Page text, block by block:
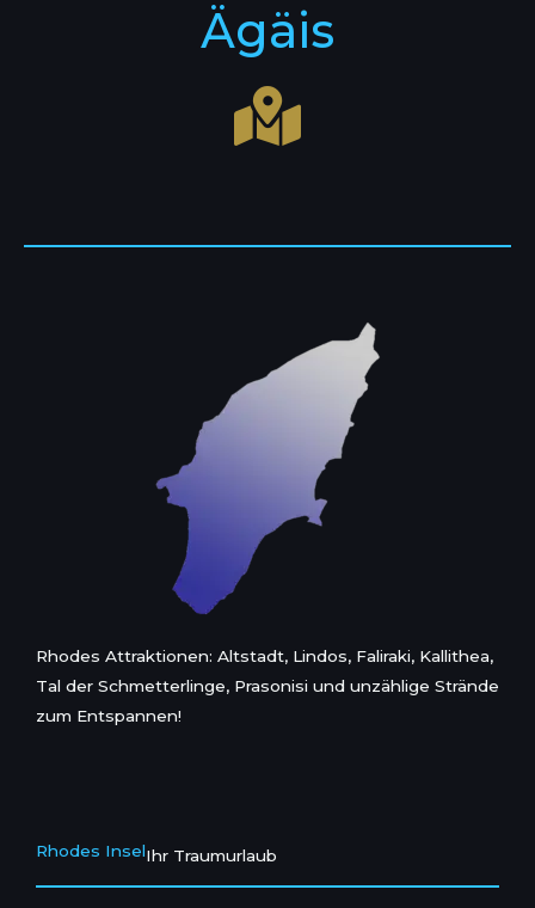
Ägäis
Rhodes Attraktionen: Altstadt, Lindos, Faliraki, Kallithea,
Tal der Schmetterlinge, Prasonisi und unzählige Strände
zum Entspannen!
Rhodes InselIhr Traumurlaub